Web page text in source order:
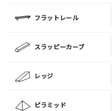
写真
[text photo3alt
フラットレール
スラッピーカーブ
レッジ
ピラミッド